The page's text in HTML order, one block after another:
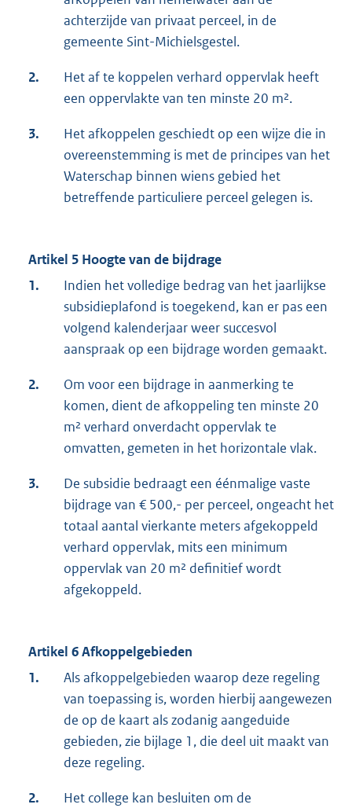
achterzijde van privaat perceel, in de
gemeente Sint-Michielsgestel.
2.
Het af te koppelen verhard oppervlak heeft
een oppervlakte van ten minste 20 m².
3.
Het afkoppelen geschiedt op een wijze die in
overeenstemming is met de principes van het
Waterschap binnen wiens gebied het
betreffende particuliere perceel gelegen is.
Artikel 5 Hoogte van de bijdrage
1.
Indien het volledige bedrag van het jaarlijkse
subsidieplafond is toegekend, kan er pas een
volgend kalenderjaar weer succesvol
aanspraak op een bijdrage worden gemaakt.
2.
Om voor een bijdrage in aanmerking te
komen, dient de afkoppeling ten minste 20
m² verhard onverdacht oppervlak te
omvatten, gemeten in het horizontale vlak.
3.
De subsidie bedraagt een éénmalige vaste
bijdrage van € 500,- per perceel, ongeacht het
totaal aantal vierkante meters afgekoppeld
verhard oppervlak, mits een minimum
oppervlak van 20 m² definitief wordt
afgekoppeld.
Artikel 6 Afkoppelgebieden
1.
Als afkoppelgebieden waarop deze regeling
van toepassing is, worden hierbij aangewezen
de op de kaart als zodanig aangeduide
gebieden, zie bijlage 1, die deel uit maakt van
deze regeling.
2.
Het college kan besluiten om de